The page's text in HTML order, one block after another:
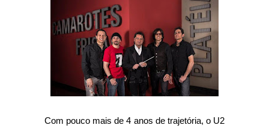
Com pouco mais de 4 anos de trajetória, o U2